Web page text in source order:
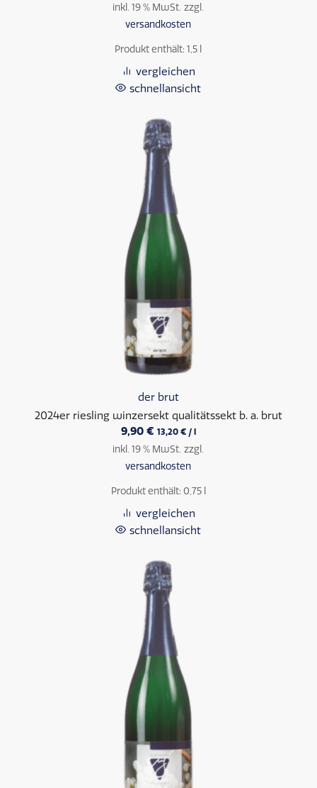
inkl. 19 % MwSt. zzgl.
versandkosten
Produkt enthält: 1,5
vergleichen
schnellansicht
der brut
2024er riesling winzersekt qualitätssekt b. a. brut
9,90 € 13,20 €/ l
inkl. 19 % MwSt. zzgl.
versandkosten
Produkt enthält: 0,75
vergleichen
schnellansicht